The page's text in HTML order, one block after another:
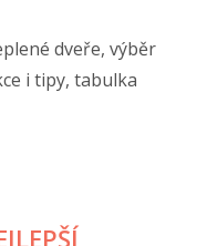
dveře, výběr
i tipy, tabulka